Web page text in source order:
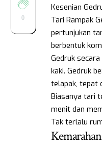
0
Kesenian
Tari Rampak
pertunjukan
berbentuk
Gedruk
kaki. Gedruk
telapak, tepat
Biasanya tari
menit dan
Tak terlalu